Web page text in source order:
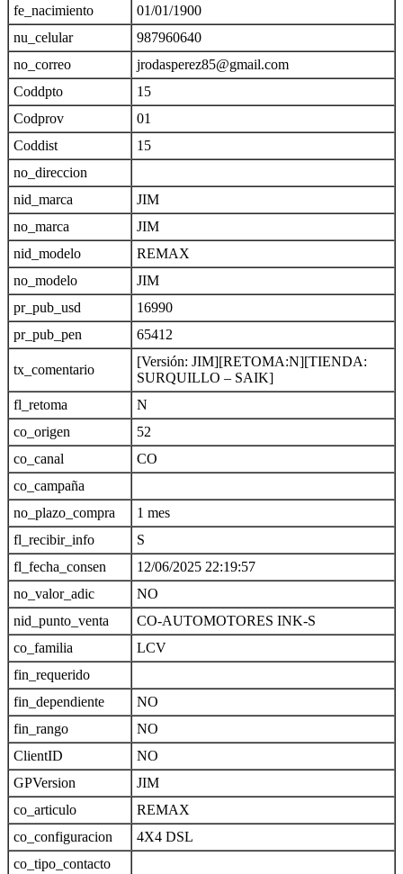
fe_nacimiento
01/01/1900
nu_celular
987960640
no_correo
jrodasperez85@gmail.com
Coddpto
15
Codprov
01
Coddist
15
no_direccion
nid_marca
JIM
no_marca
JIM
nid_modelo
REMAX
no_modelo
JIM
pr_pub_usd
16990
pr_pub_pen
65412
tx_comentario
[Versión: JIM][RETOMA:N][TIENDA:
SURQUILLO – SAIK]
fl_retoma
N
co_origen
52
co_canal
CO
co_campaña
no_plazo_compra
1 mes
fl_recibir_info
S
fl_fecha_consen
12/06/2025 22:19:57
no_valor_adic
NO
nid_punto_venta
CO-AUTOMOTORES INK-S
co_familia
LCV
fin_requerido
fin_dependiente
NO
fin_rango
NO
ClientID
NO
GPVersion
JIM
co_articulo
REMAX
co_configuracion
4X4 DSL
co_tipo_contacto